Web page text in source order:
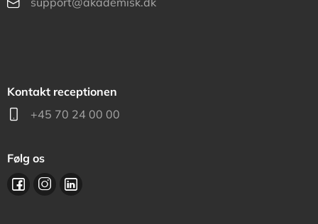
Kontakt receptionen
+45 70 24 00 00
Følg os